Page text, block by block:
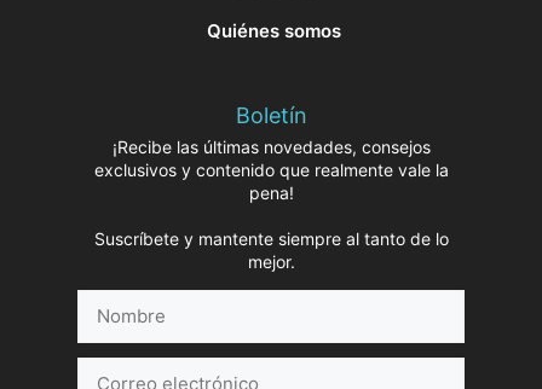
Quiénes somos
Boletín
¡Recibe las últimas novedades, consejos
exclusivos y contenido que realmente vale la
pena!
Suscríbete y mantente siempre al tanto de lo
mejor.